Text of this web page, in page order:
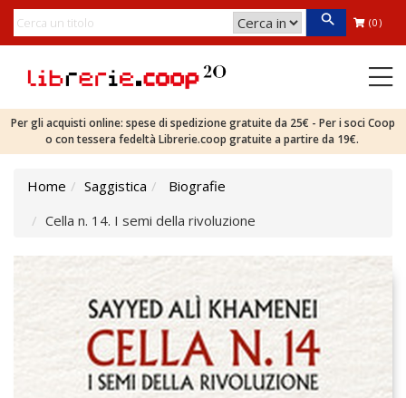
(0)
Per gli acquisti online: spese di spedizione gratuite da 25€ - Per i soci Coop
o con tessera fedeltà Librerie.coop gratuite a partire da 19€.
Home Saggistica
Biografie
Cella n. 14. I semi della rivoluzione